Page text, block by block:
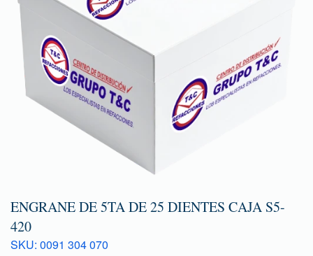
ENGRANE DE 5TA DE 25 DIENTES CAJA S5-
420
SKU: 0091 304 070